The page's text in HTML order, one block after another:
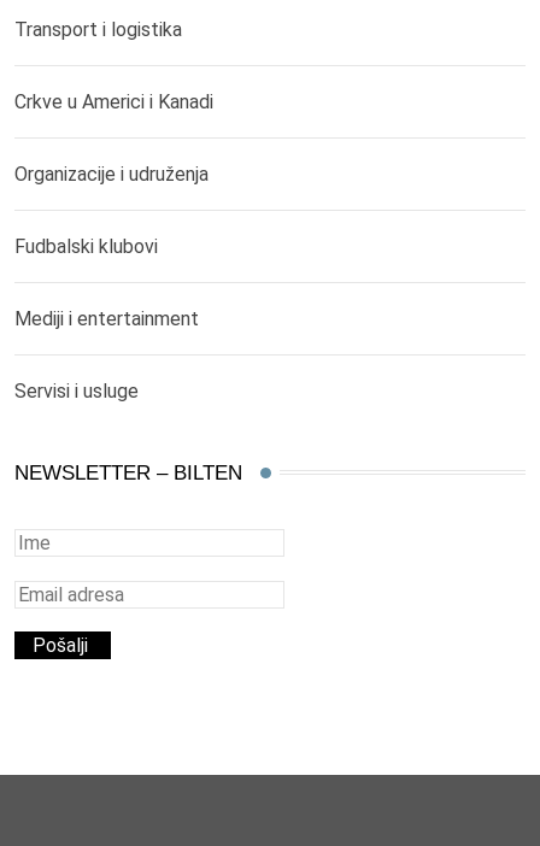
Transport i logistika
Crkve u Americi i Kanadi
Organizacije i udruženja
Fudbalski klubovi
Mediji i entertainment
Servisi i usluge
NEWSLETTER – BILTEN